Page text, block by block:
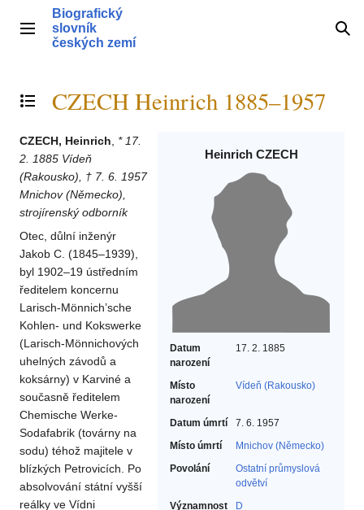
obsahHlavní menu
Biografický
slovník
českých zemí
Přepnout obsah
CZECH Heinrich 1885–1957
Heinrich CZECH
Datum
narození
17. 2. 1885
Místo
narození
Vídeň (Rakousko)
Datum úmrtí
7. 6. 1957
Místo úmrtí
Mnichov (Německo)
Povolání
Ostatní průmyslová
odvětví‎
Významnost
D
CZECH, Heinrich
* 17.
2. 1885 Vídeň
(Rakousko), † 7. 6. 1957
Mnichov (Německo),
strojírenský odborník
Otec, důlní inženýr
Jakob C. (1845–1939),
byl 1902–19 ústředním
ředitelem koncernu
Larisch-Mönnich’sche
Kohlen- und Kokswerke
(Larisch-Mönnichových
uhelných závodů a
koksárny) v Karviné a
současně ředitelem
Chemische Werke-
Sodafabrik (továrny na
sodu) téhož majitele v
blízkých Petrovicích. Po
absolvování státní vyšší
reálky ve Vídni